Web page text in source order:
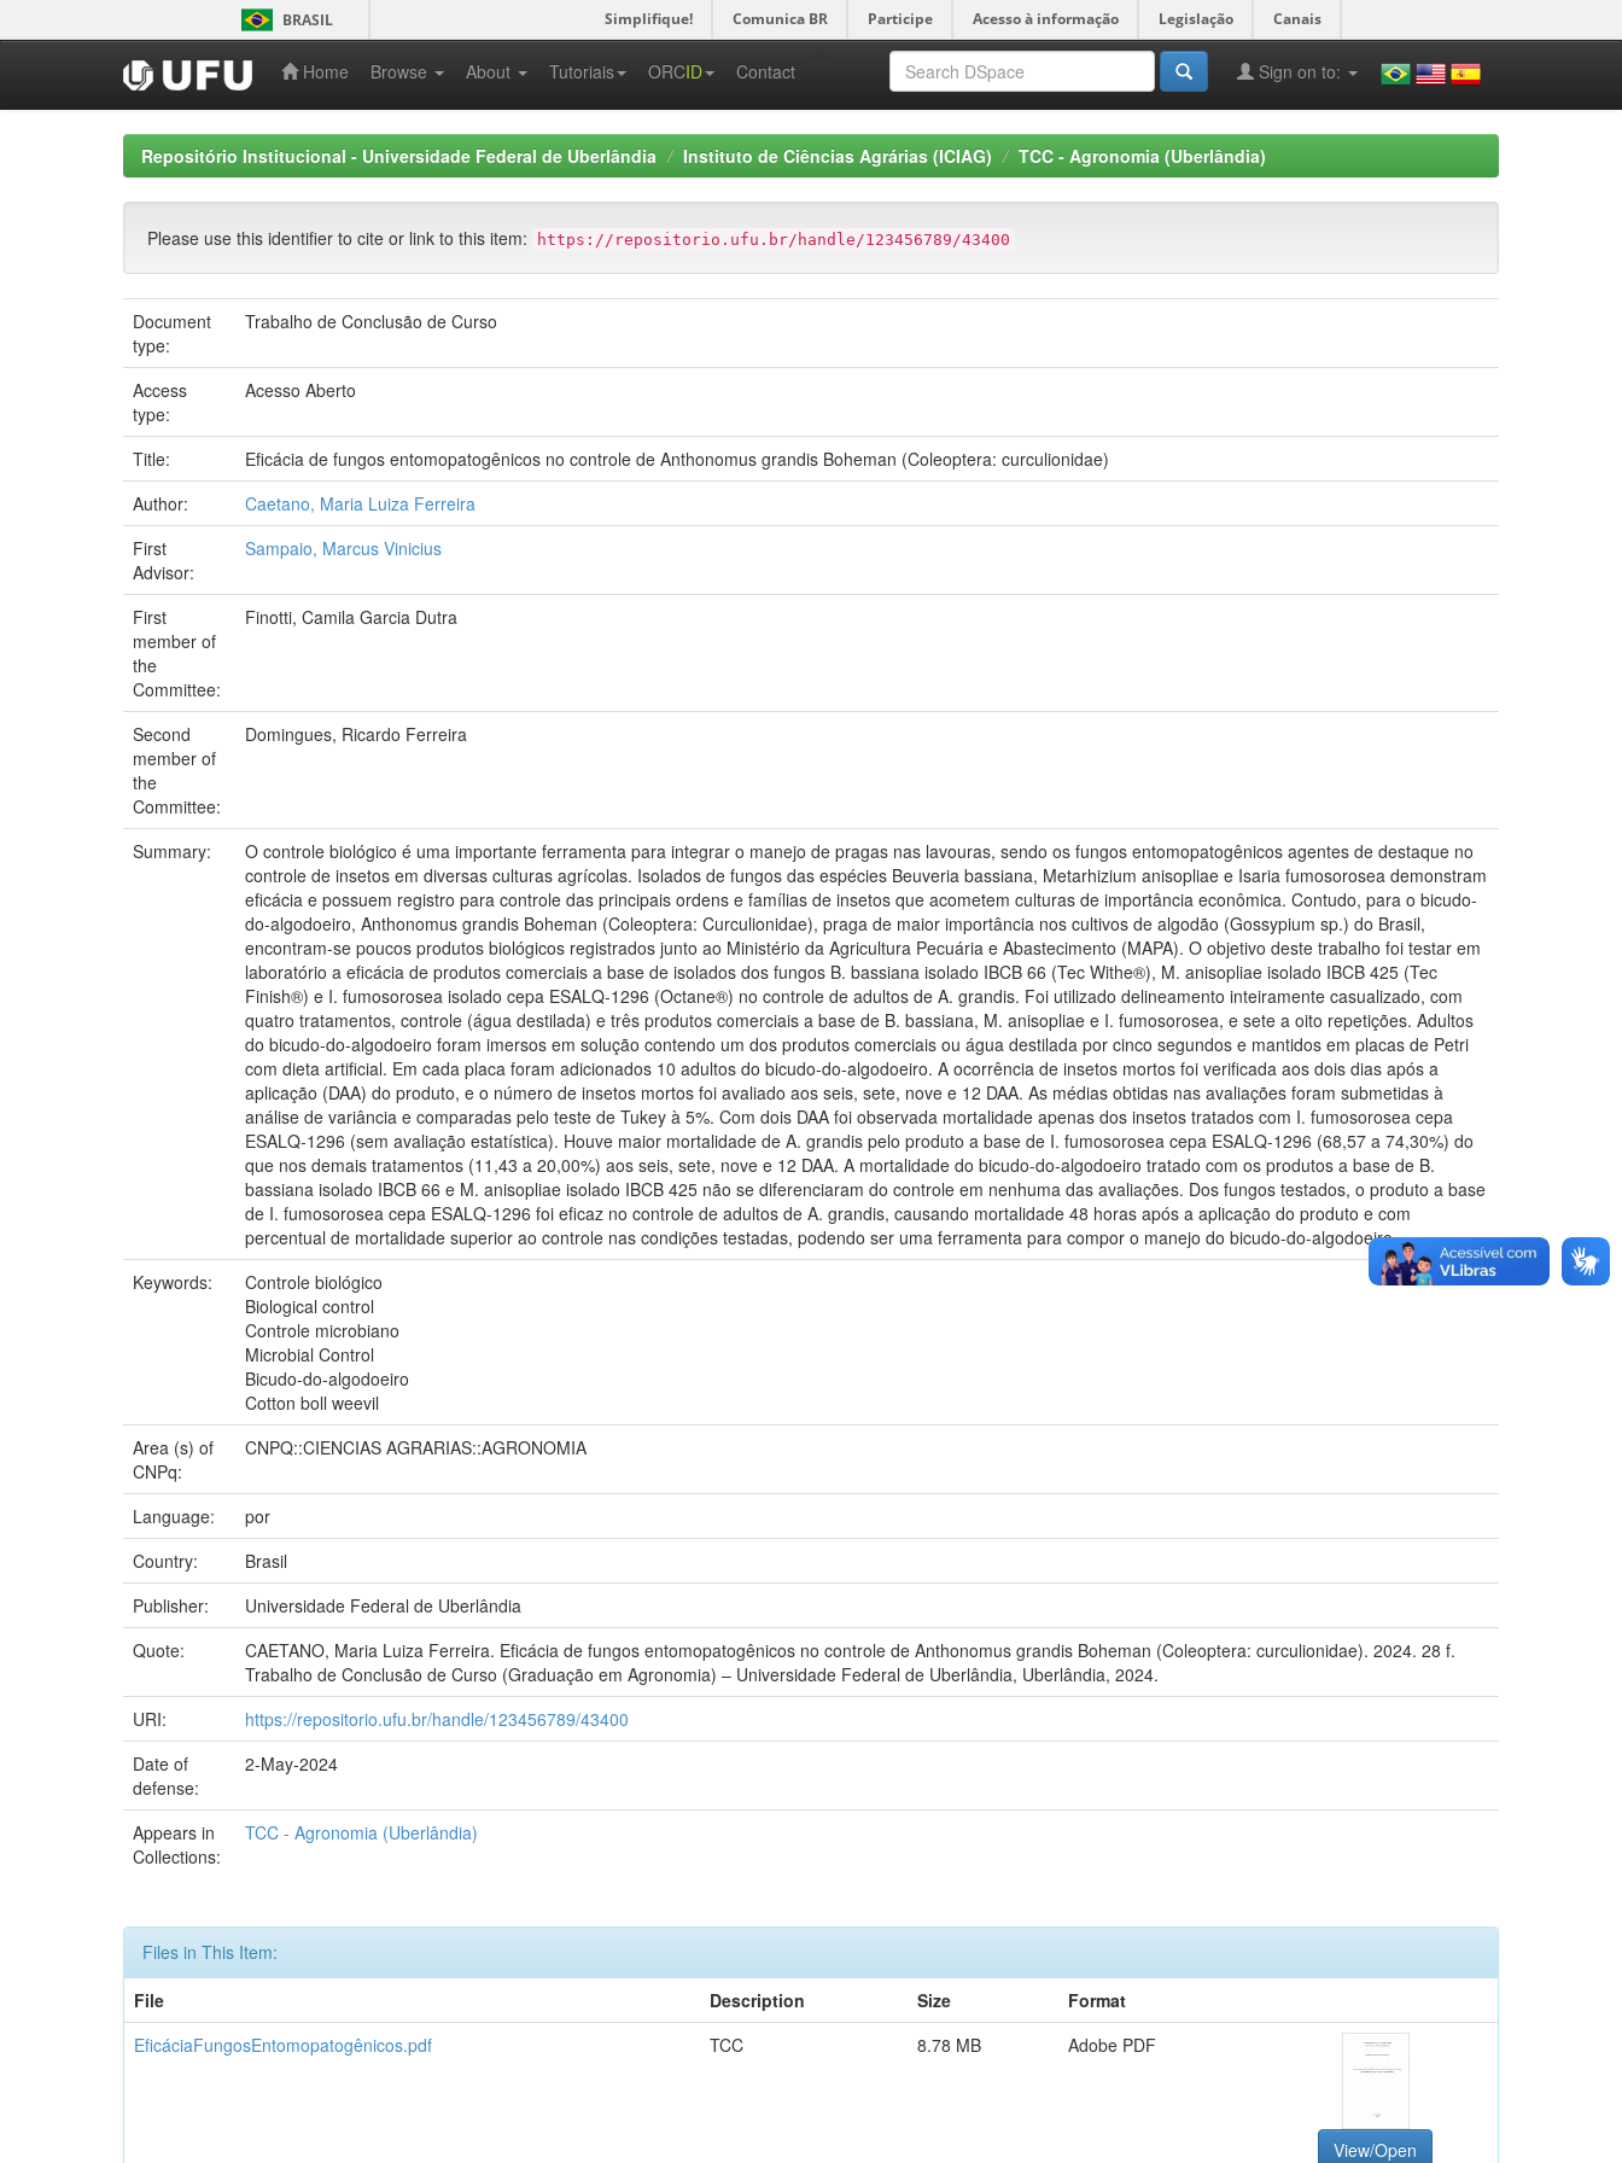
navigation
BRASIL Simplifique! Comunica BR Participe Acesso à informação Legislação Canais
Home Browse About Tutoriais ORCID Contact Sign on to:
Repositório Institucional - Universidade Federal de Uberlândia Instituto de Ciências Agrárias (ICIAG) TCC - Agronomia (Uberlândia)
Please use this identifier to cite or link to this item: https://repositorio.ufu.br/handle/123456789/43400
Document
type:
Trabalho de Conclusão de Curso
Access
type:
Acesso Aberto
Title:
Eficácia de fungos entomopatogênicos no controle de Anthonomus grandis Boheman (Coleoptera: curculionidae)
Author:
Caetano, Maria Luiza Ferreira
First
Advisor:
Sampaio, Marcus Vinicius
First
member of
the
Committee:
Finotti, Camila Garcia Dutra
Second
member of
the
Committee:
Domingues, Ricardo Ferreira
Summary:
O controle biológico é uma importante ferramenta para integrar o manejo de pragas nas lavouras, sendo os fungos entomopatogênicos agentes de destaque no
controle de insetos em diversas culturas agrícolas. Isolados de fungos das espécies Beuveria bassiana, Metarhizium anisopliae e Isaria fumosorosea demonstram
eficácia e possuem registro para controle das principais ordens e famílias de insetos que acometem culturas de importância econômica. Contudo, para o bicudo-
do-algodoeiro, Anthonomus grandis Boheman (Coleoptera: Curculionidae), praga de maior importância nos cultivos de algodão (Gossypium sp.) do Brasil,
encontram-se poucos produtos biológicos registrados junto ao Ministério da Agricultura Pecuária e Abastecimento (MAPA). O objetivo deste trabalho foi testar em
laboratório a eficácia de produtos comerciais a base de isolados dos fungos B. bassiana isolado IBCB 66 (Tec Withe®), M. anisopliae isolado IBCB 425 (Tec
Finish®) e I. fumosorosea isolado cepa ESALQ-1296 (Octane®) no controle de adultos de A. grandis. Foi utilizado delineamento inteiramente casualizado, com
quatro tratamentos, controle (água destilada) e três produtos comerciais a base de B. bassiana, M. anisopliae e I. fumosorosea, e sete a oito repetições. Adultos
do bicudo-do-algodoeiro foram imersos em solução contendo um dos produtos comerciais ou água destilada por cinco segundos e mantidos em placas de Petri
com dieta artificial. Em cada placa foram adicionados 10 adultos do bicudo-do-algodoeiro. A ocorrência de insetos mortos foi verificada aos dois dias após a
aplicação (DAA) do produto, e o número de insetos mortos foi avaliado aos seis, sete, nove e 12 DAA. As médias obtidas nas avaliações foram submetidas à
análise de variância e comparadas pelo teste de Tukey à 5%. Com dois DAA foi observada mortalidade apenas dos insetos tratados com I. fumosorosea cepa
ESALQ-1296 (sem avaliação estatística). Houve maior mortalidade de A. grandis pelo produto a base de I. fumosorosea cepa ESALQ-1296 (68,57 a 74,30%) do
que nos demais tratamentos (11,43 a 20,00%) aos seis, sete, nove e 12 DAA. A mortalidade do bicudo-do-algodoeiro tratado com os produtos a base de B.
bassiana isolado IBCB 66 e M. anisopliae isolado IBCB 425 não se diferenciaram do controle em nenhuma das avaliações. Dos fungos testados, o produto a base
de I. fumosorosea cepa ESALQ-1296 foi eficaz no controle de adultos de A. grandis, causando mortalidade 48 horas após a aplicação do produto e com
percentual de mortalidade superior ao controle nas condições testadas, podendo ser uma ferramenta para compor o manejo do bicudo-do-algodoeiro.
Keywords:
Controle biológico
Biological control
Controle microbiano
Microbial Control
Bicudo-do-algodoeiro
Cotton boll weevil
Area (s) of
CNPq:
CNPQ::CIENCIAS AGRARIAS::AGRONOMIA
Language:
por
Country:
Brasil
Publisher:
Universidade Federal de Uberlândia
Quote:
CAETANO, Maria Luiza Ferreira. Eficácia de fungos entomopatogênicos no controle de Anthonomus grandis Boheman (Coleoptera: curculionidae). 2024. 28 f.
Trabalho de Conclusão de Curso (Graduação em Agronomia) – Universidade Federal de Uberlândia, Uberlândia, 2024.
URI:
https://repositorio.ufu.br/handle/123456789/43400
Date of
defense:
2-May-2024
Appears in
Collections:
TCC - Agronomia (Uberlândia)
Files in This Item:
File
Description Size
Format
EficáciaFungosEntomopatogênicos.pdf
TCC 8.78 MB Adobe PDF
View/Open